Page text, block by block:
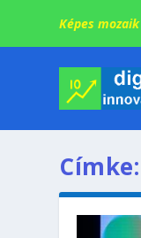
Képes mozaik
Címke: